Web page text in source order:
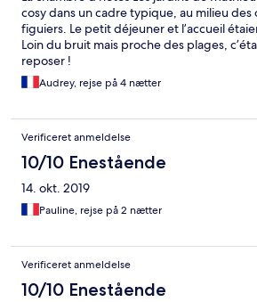
cosy dans un cadre typique, au milieu des
figuiers. Le petit déjeuner et l’accueil
Loin du bruit mais proche des plages,
reposer !
Audrey, rejse på 4 nætter
Verificeret anmeldelse
10/10 Enestående
14. okt. 2019
Pauline, rejse på 2 nætter
Verificeret anmeldelse
10/10 Enestående